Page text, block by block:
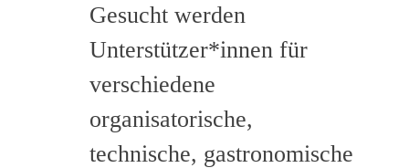
Gesucht werden
Unterstützer*innen für
verschiedene
organisatorische,
technische, gastronomische